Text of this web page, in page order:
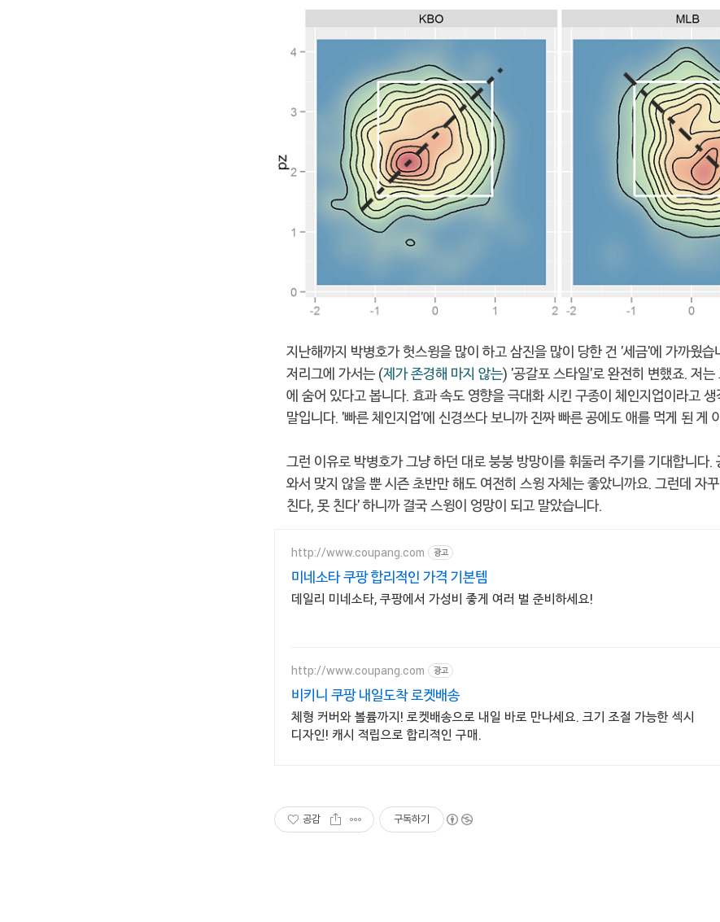
지난해까지 박병호가 헛스윙을 많이 하고 삼진을 많이 당한 건 '세금'에 가까웠습
저리그에 가서는 (제가 존경해 마지 않는) '공갈포 스타일'로 완전히 변했죠. 저는
에 숨어 있다고 봅니다. 효과 속도 영향을 극대화 시킨 구종이 체인지업이라고
말입니다. '빠른 체인지업'에 신경쓰다 보니까 진짜 빠른 공에도 애를 먹게 된 게
그런 이유로 박병호가 그냥 하던 대로 붕붕 방망이를 휘둘러 주기를 기대합니다.
와서 맞지 않을 뿐 시즌 초반만 해도 여전히 스윙 자체는 좋았니까요. 그런데 자
친다, 못 친다' 하니까 결국 스윙이 엉망이 되고 말았습니다.
http://www.coupang.com 광고
미네소타 쿠팡 합리적인 가격 기본템
데일리 미네소타, 쿠팡에서 가성비 좋게 여러 벌 준비하세요!
http://www.coupang.com 광고
비키니 쿠팡 내일도착 로켓배송
체형 커버와 볼륨까지! 로켓배송으로 내일 바로 만나세요. 크기 조절 가능한 섹시
디자인! 캐시 적립으로 합리적인 구매.
공감 구독하기